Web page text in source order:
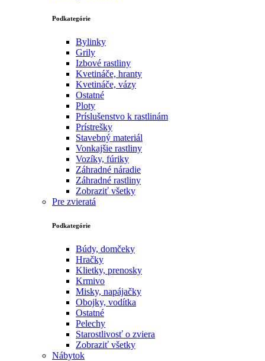
Podkategórie
Bylinky
Grily
Izbové rastliny
Kvetináče, hranty
Kvetináče, vázy
Ostatné
Ploty
Príslušenstvo k rastlinám
Prístrešky
Stavebný materiál
Vonkajšie rastliny
Vozíky, fúriky
Záhradné náradie
Záhradné rastliny
Zobraziť všetky
Pre zvieratá
Podkategórie
Búdy, domčeky
Hračky
Klietky, prenosky
Krmivo
Misky, napájačky
Obojky, vodítka
Ostatné
Pelechy
Starostlivosť o zviera
Zobraziť všetky
Nábytok